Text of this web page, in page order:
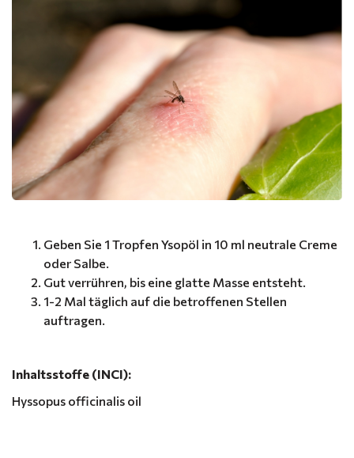
Geben Sie 1 Tropfen Ysopöl in 10 ml neutrale Creme
oder Salbe.
Gut verrühren, bis eine glatte Masse entsteht.
1-2 Mal täglich auf die betroffenen Stellen
auftragen.
Inhaltsstoffe (INCI):
Hyssopus officinalis oil